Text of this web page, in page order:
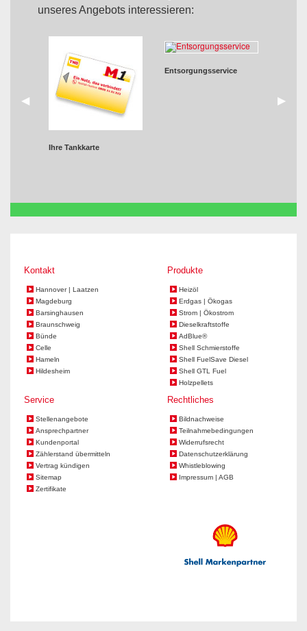
unseres Angebots interessieren:
zurück
◀︎ weiter
▶︎
Ihre Tankkarte
Entsorgungsservice
Kontakt
Hannover | Laatzen
Magdeburg
Barsinghausen
Braunschweig
Bünde
Celle
Hameln
Hildesheim
Produkte
Heizöl
Erdgas | Ökogas
Strom | Ökostrom
Dieselkraftstoffe
AdBlue®
Shell Schmierstoffe
Shell FuelSave Diesel
Shell GTL Fuel
Holzpellets
Service
Stellenangebote
Ansprechpartner
Kundenportal
Zählerstand übermitteln
Vertrag kündigen
Sitemap
Zertifikate
Rechtliches
Bildnachweise
Teilnahmebedingungen
Widerrufsrecht
Datenschutzerklärung
Whistleblowing
Impressum | AGB